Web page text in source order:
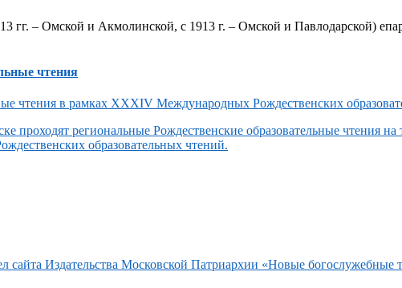
гг. – Омской и Акмолинской, с 1913 г. – Омской и Павлодарской)
чтения
проходят региональные Рождественские образовательные чтения
образовательных чтений.
сайта Издательства Московской Патриархии «Новые богослужебные